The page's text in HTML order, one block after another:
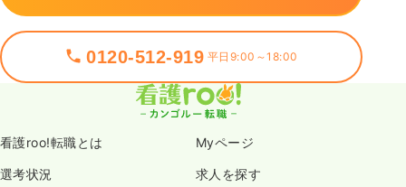
0120-512-919 平日9:00～18:00
看護roo!転職とは Myページ
選考状況 求人を探す